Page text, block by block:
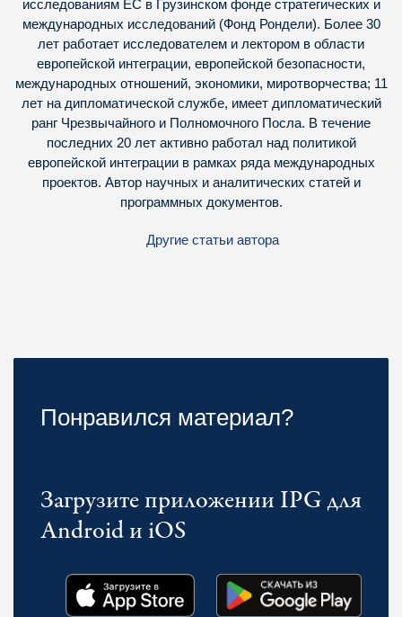
исследованиям ЕС в Грузинском фонде стратегических и
международных исследований (Фонд Рондели). Более 30
лет работает исследователем и лектором в области
европейской интеграции, европейской безопасности,
международных отношений, экономики, миротворчества; 11
лет на дипломатической службе, имеет дипломатический
ранг Чрезвычайного и Полномочного Посла. В течение
последних 20 лет активно работал над политикой
европейской интеграции в рамках ряда международных
проектов. Автор научных и аналитических статей и
программных документов.
Другие статьи автора
Понравился материал?
Загрузите приложении IPG для
Android и iOS